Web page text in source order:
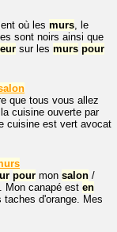
où les murs, le
sont noirs ainsi que
sur les murs pour
que tous vous allez
cuisine ouverte par
cuisine est vert avocat
pour mon salon /
Mon canapé est en
d'orange. Mes